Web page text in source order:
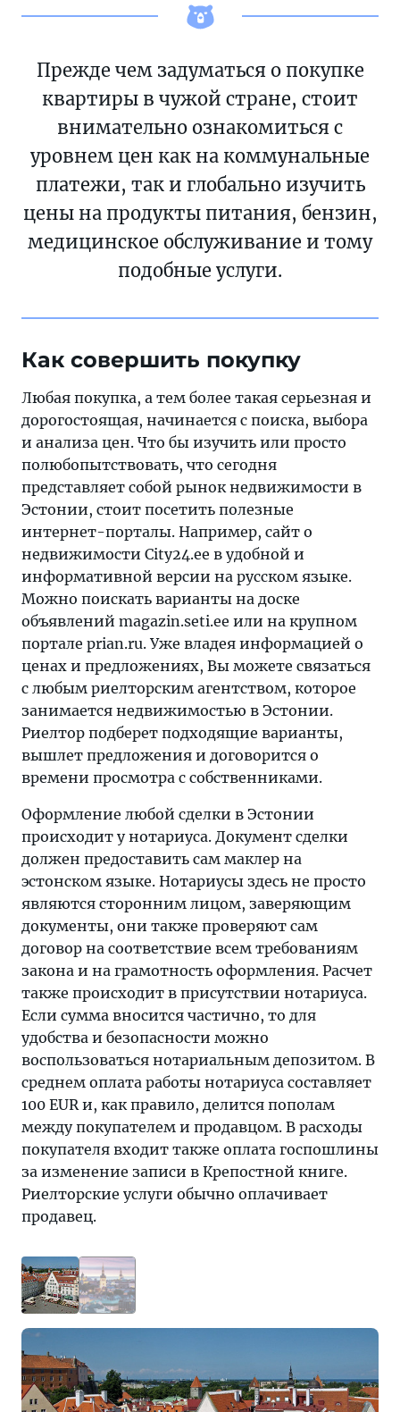
Прежде чем задуматься о покупке
квартиры в чужой стране, стоит
внимательно ознакомиться с
уровнем цен как на коммунальные
платежи, так и глобально изучить
цены на продукты питания, бензин,
медицинское обслуживание и тому
подобные услуги.
Как совершить покупку
Любая покупка, а тем более такая серьезная и
дорогостоящая, начинается с поиска, выбора
и анализа цен. Что бы изучить или просто
полюбопытствовать, что сегодня
представляет собой рынок недвижимости в
Эстонии, стоит посетить полезные
интернет-порталы. Например, сайт о
недвижимости City24.ee в удобной и
информативной версии на русском языке.
Можно поискать варианты на доске
объявлений magazin.seti.ee или на крупном
портале prian.ru. Уже владея информацией о
ценах и предложениях, Вы можете связаться
с любым риелторским агентством, которое
занимается недвижимостью в Эстонии.
Риелтор подберет подходящие варианты,
вышлет предложения и договорится о
времени просмотра с собственниками.
Оформление любой сделки в Эстонии
происходит у нотариуса. Документ сделки
должен предоставить сам маклер на
эстонском языке. Нотариусы здесь не просто
являются сторонним лицом, заверяющим
документы, они также проверяют сам
договор на соответствие всем требованиям
закона и на грамотность оформления. Расчет
также происходит в присутствии нотариуса.
Если сумма вносится частично, то для
удобства и безопасности можно
воспользоваться нотариальным депозитом. В
среднем оплата работы нотариуса составляет
100 EUR и, как правило, делится пополам
между покупателем и продавцом. В расходы
покупателя входит также оплата госпошлины
за изменение записи в Крепостной книге.
Риелторские услуги обычно оплачивает
продавец.